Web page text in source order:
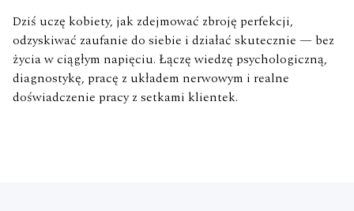
Dziś uczę kobiety, jak zdejmować zbroję perfekcji,
odzyskiwać zaufanie do siebie i działać skutecznie — bez
życia w ciągłym napięciu. Łączę wiedzę psychologiczną,
diagnostykę, pracę z układem nerwowym i realne
doświadczenie pracy z setkami klientek.